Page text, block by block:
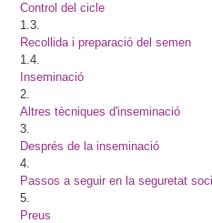
Control del cicle
1.3.
Recollida i preparació del semen
1.4.
Inseminació
2.
Altres tècniques d'inseminació
3.
Després de la inseminació
4.
Passos a seguir en la seguretat
5.
Preus